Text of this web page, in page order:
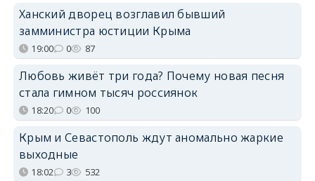
Ханский дворец возглавил бывший
замминистра юстиции Крыма
19:00 0 87
Любовь живёт три года? Почему новая песня
стала гимном тысяч россиянок
18:20 0 100
Крым и Севастополь ждут аномально жаркие
выходные
18:02 3 532